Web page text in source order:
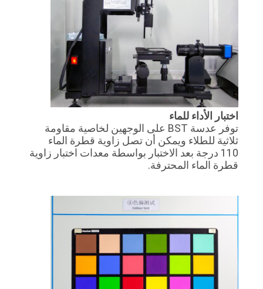
اختبار الأداء للماء
توفر عدسة BST على الوجهين لخاصية مقاومة
ثلاثية للطلاء ويمكن أن تصل زاوية قطرة الماء
110 درجة بعد الاختبار بواسطة معدات اختبار زاوية
قطرة الماء المحترفة.